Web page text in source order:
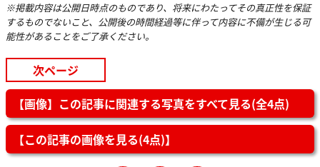
※掲載内容は公開日時点のものであり、将来にわたってその真正性を保証
するものでないこと、公開後の時間経過等に伴って内容に不備が生じる可
能性があることをご了承ください。
次ページ
【画像】この記事に関連する写真をすべて見る(全4点)
【この記事の画像を見る(4点)】